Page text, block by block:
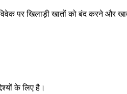
पर खिलाड़ी खातों को बंद करने और
के लिए है।